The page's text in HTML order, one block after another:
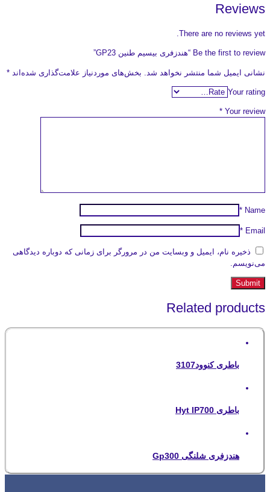
Reviews
There are no reviews yet.
Be the first to review “هندزفری بیسیم طنین GP23”
نشانی ایمیل شما منتشر نخواهد شد. بخش‌های موردنیاز علامت‌گذاری شده‌اند *
Your rating
Your review
*
Name
*
Email
*
ذخیره نام، ایمیل و وبسایت من در مرورگر برای زمانی که دوباره دیدگاهی
می‌نویسم.
Related products
باطری کنوود3107
باطری Hyt IP700
هندزفری شلنگی Gp300